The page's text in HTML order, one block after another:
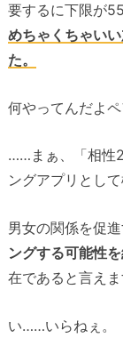
要するに下限が
めちゃくちゃい
た。
何やってんだよペ
……まぁ、「相性
ングアプリとし
男女の関係を促
ングする可能性
在であると言えま
い……いらねぇ。